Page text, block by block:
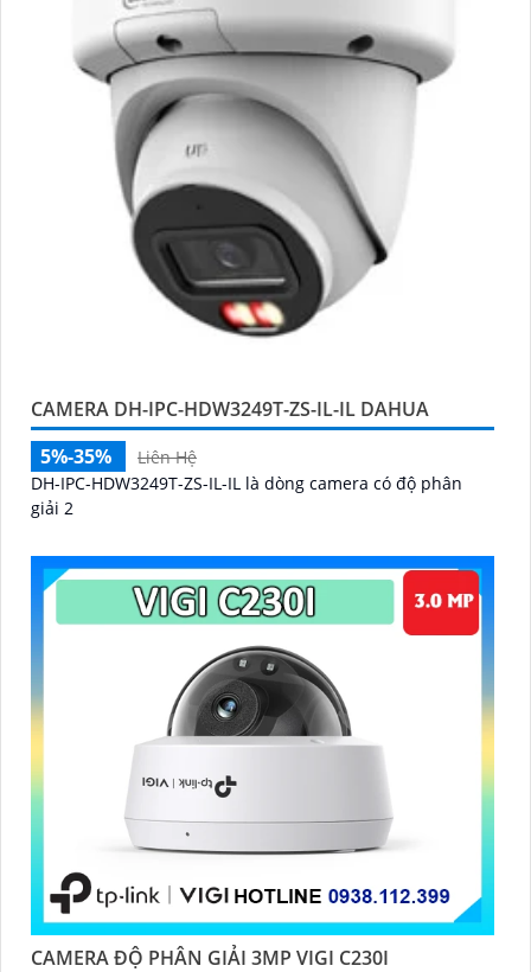
CAMERA DH-IPC-HDW3249T-ZS-IL-IL DAHUA
5%-35%
Liên Hệ
DH-IPC-HDW3249T-ZS-IL-IL là dòng camera có độ phân
giải 2
CAMERA ĐỘ PHÂN GIẢI 3MP VIGI C230I